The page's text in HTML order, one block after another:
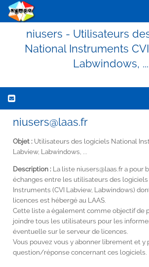
niusers - Utilisateurs
National Instruments
Labwindows, ...
niusers@laas.fr
Objet : Utilisateurs des logiciels National
Labview, Labwindows, ...
Description : La liste niusers@laas.fr a pour
échanges entre les utilisateurs des logiciels
Instruments (CVI Labview, Labwindows)
licences est hébergé au LAAS.
Cette liste a également comme objectif de
joindre tous les utilisateurs pour les
éventuelle sur le serveur de licences.
Vous pouvez vous y abonner librement et y
question/réponse concernant ces logiciels.